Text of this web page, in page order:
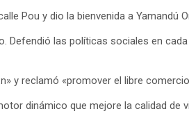
Pou y dio la bienvenida a Yamandú
Defendió las políticas sociales en
y reclamó «promover el libre
dinámico que mejore la calidad